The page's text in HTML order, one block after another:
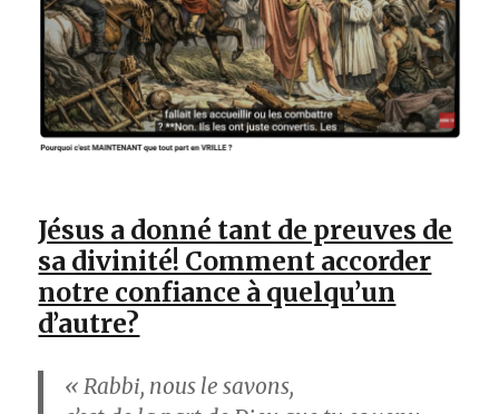
Jésus a donné tant de preuves de
sa divinité! Comment accorder
notre confiance à quelqu’un
d’autre?
« Rabbi, nous le savons,